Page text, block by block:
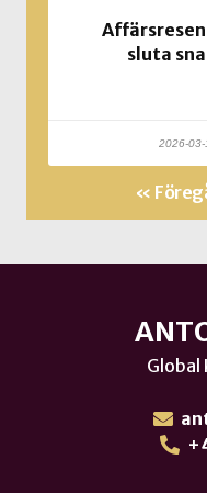
sluta
2026-03-
«
Global